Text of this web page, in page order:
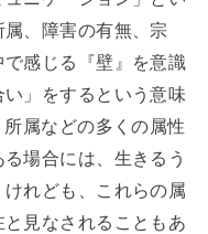
、障害の有無、宗
感じる『壁』を意識
」をするという意味
属などの多くの属性
場合には、生きるう
れども、これらの属
見なされることもあ